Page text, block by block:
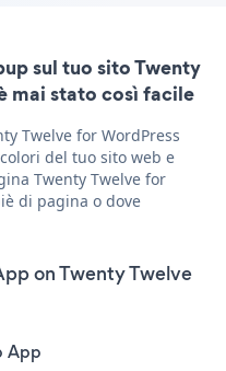
sul tuo sito Twenty
mai stato così facile
Twelve for WordPress
del tuo sito web e
Twenty Twelve for
di pagina o dove
on Twenty Twelve
App